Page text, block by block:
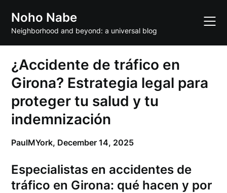
content
Noho Nabe
Neighborhood and beyond: a universal blog
¿Accidente de tráfico en
Girona? Estrategia legal para
proteger tu salud y tu
indemnización
PaulMYork, December 14, 2025
Especialistas en accidentes de
tráfico en Girona: qué hacen y por